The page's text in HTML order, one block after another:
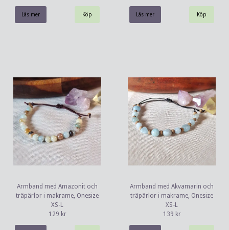
Läs mer Läs mer
Armband med Amazonit och
träpärlor i makrame, Onesize
XS-L
129 kr
Armband med Akvamarin och
träpärlor i makrame, Onesize
XS-L
139 kr